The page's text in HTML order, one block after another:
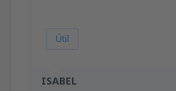
ISABEL
Útil